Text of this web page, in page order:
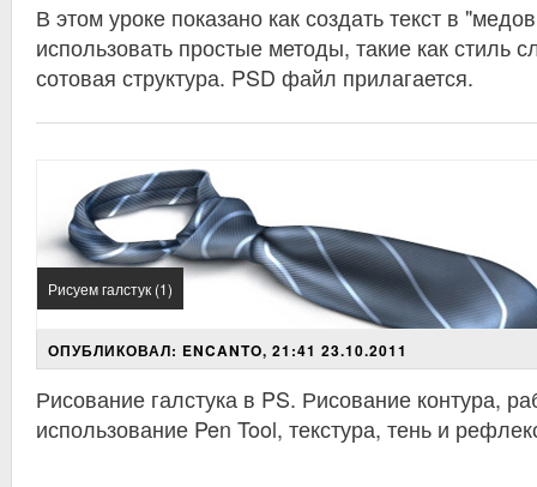
В этом уроке показано как создать текст в
использовать простые методы, такие какстиль
сотовая структура. PSD файл прилагается.
Рисуем галстук (1)
ОПУБЛИКОВАЛ: ENCANTO, 21:41 23.10.2011
Рисование галстука в PS. Рисование контура,
использование Pen Tool, текстура, тень и